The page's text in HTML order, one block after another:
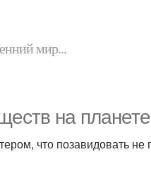
мир...
на
что позавидовать не